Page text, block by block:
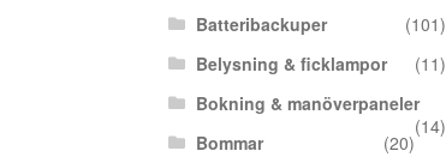
Batteribackuper
(101)
Belysning & ficklampor
(11)
Bokning & manöverpaneler
(14)
Bommar
(20)